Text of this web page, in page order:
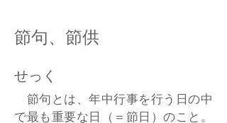
節句、節供
せっく
節句とは、年中行事を行う日の中
で最も重要な日（＝節日）のこと。